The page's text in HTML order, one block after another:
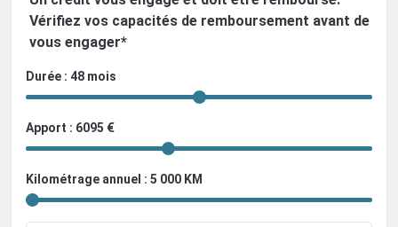
Vérifiez vos capacités de remboursement avant de
vous engager*
Durée : 48 mois
Apport : 6095 €
Kilométrage annuel : 5 000 KM